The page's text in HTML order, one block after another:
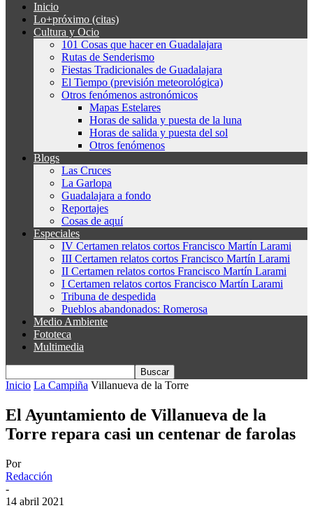
Inicio
Lo+próximo (citas)
Cultura y Ocio
101 Cosas que hacer en Guadalajara
Rutas de Senderismo
Fiestas Tradicionales de Guadalajara
El Tiempo (previsión meteorológica)
Otros fenómenos astronómicos
Mapas Estelares
Horas de salida y puesta de la luna
Horas de salida y puesta del sol
Otros fenómenos
Blogs
Las Cruces
La Garlopa
Guadalajara a fondo
Reportajes
Cosas de aquí
Especiales
IV Certamen relatos cortos Francisco Martín Larami
III Certamen relatos cortos Francisco Martín Larami
II Certamen relatos cortos Francisco Martín Larami
I Certamen relatos cortos Francisco Martín Larami
Tribuna de despedida
Pueblos abandonados: Romerosa
Medio Ambiente
Fototeca
Multimedia
Inicio La Campiña Villanueva de la Torre
El Ayuntamiento de Villanueva de la
Torre repara casi un centenar de farolas
Por
Redacción
-
14 abril 2021